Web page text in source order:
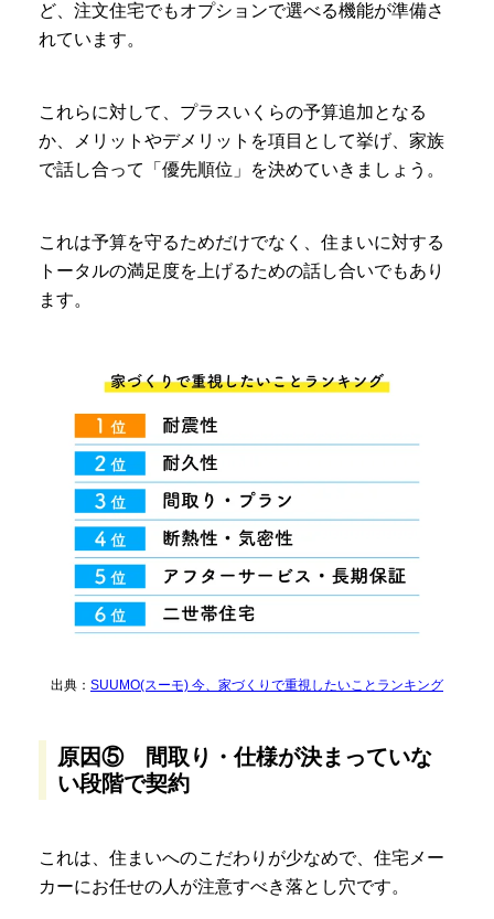
ど、注文住宅でもオプションで選べる機能が準備さ
れています。
これらに対して、プラスいくらの予算追加となる
か、メリットやデメリットを項目として挙げ、家族
で話し合って「優先順位」を決めていきましょう。
これは予算を守るためだけでなく、住まいに対する
トータルの満足度を上げるための話し合いでもあり
ます。
出典： SUUMO(スーモ) 今、家づくりで重視したいことランキング
原因⑤ 間取り・仕様が決まっていな
い段階で契約
これは、住まいへのこだわりが少なめで、住宅メー
カーにお任せの人が注意すべき落とし穴です。